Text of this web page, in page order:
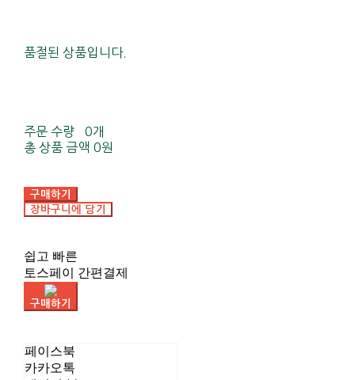
품절된 상품입니다.
주문 수량
0개
총 상품 금액 0원
구매하기
장바구니에 담기
쉽고 빠른
토스페이 간편결제
구매하기
페이스북
카카오톡